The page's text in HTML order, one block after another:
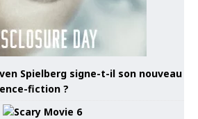
Spielberg signe-t-il son nouveau
fiction ?